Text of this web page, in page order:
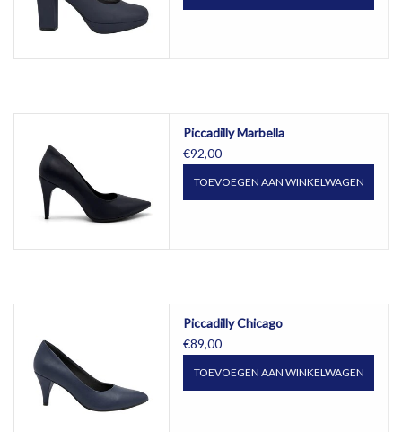
Piccadilly Marbella
€92,00
TOEVOEGEN AAN WINKELWAGEN
Piccadilly Chicago
€89,00
TOEVOEGEN AAN WINKELWAGEN